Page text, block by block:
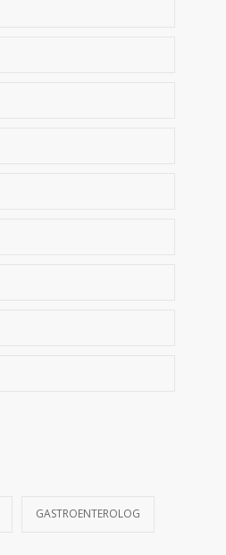
GASTROENTEROLOG